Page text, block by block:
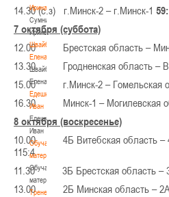
Ирина
Сумникова
Ирина
Швайбович
Елена
Швайбович
Елена
Едешко
Иван
Едешко
Иван
Обучающие
материалы
Обучающие
материалы
Тренерам
14.30 (с.з) г.Минск-2 – г.Минск-1
7 октября (суббота)
12.00 Брестская область –
13.30 Гродненская область –
15.00 г.Минск-2 – Гомельская
16.30 Минск-1 – Могилевская
8 октября (воскресенье)
10.00 4Б Витебская область –
115:4
11.30 3Б Брестская область –
13.00 2Б Минская область – 2А